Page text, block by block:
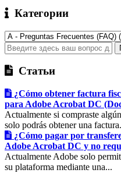
Категории
Статьи
¿Cómo obtener factura
para Adobe Acrobat DC
Actualmente si compraste
solo podrás obtener una
¿Cómo pagar por
Adobe Acrobat DC y no
Actualmente Adobe solo
su plataforma mediante una...